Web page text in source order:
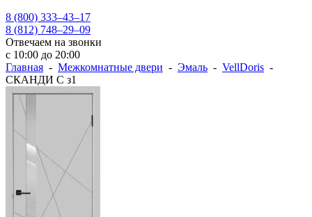
8 (800) 333–43–17
8 (812) 748–29–09
Отвечаем на звонки
с 10:00 до 20:00
Главная - Межкомнатные двери - Эмаль - VellDoris -
СКАНДИ С з1